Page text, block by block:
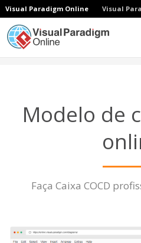
Visual Paradigm Online Visual
Modelo de
Faça Caixa COCD